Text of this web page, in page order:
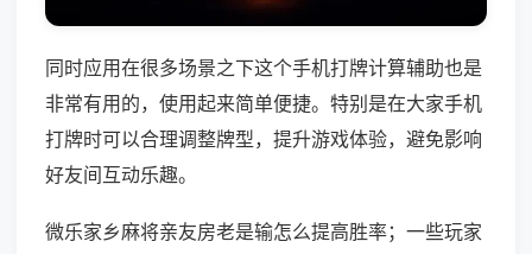
同时应用在很多场景之下这个手机打牌计算辅助也是
非常有用的，使用起来简单便捷。特别是在大家手机
打牌时可以合理调整牌型，提升游戏体验，避免影响
好友间互动乐趣。
微乐家乡麻将亲友房老是输怎么提高胜率；一些玩家